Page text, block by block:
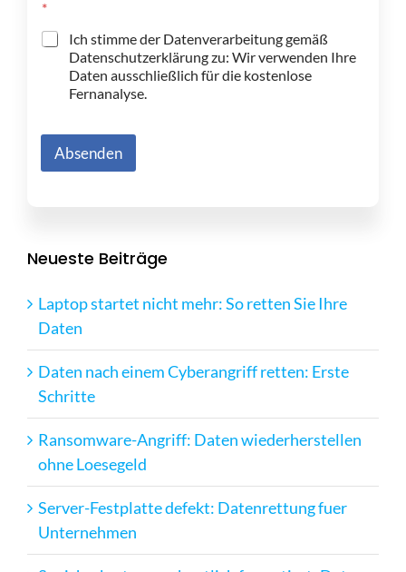
*
Ich stimme der Datenverarbeitung gemäß
Datenschutzerklärung zu: Wir verwenden Ihre
Daten ausschließlich für die kostenlose
Fernanalyse.
Absenden
Neueste Beiträge
Laptop startet nicht mehr: So retten Sie Ihre
Daten
Daten nach einem Cyberangriff retten: Erste
Schritte
Ransomware-Angriff: Daten wiederherstellen
ohne Loesegeld
Server-Festplatte defekt: Datenrettung fuer
Unternehmen